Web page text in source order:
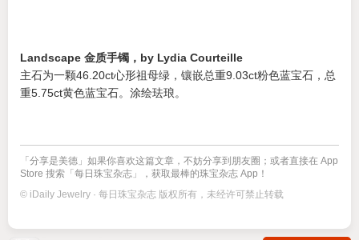
Landscape 金质手镯，by Lydia Courteille
主石为一颗46.20ct心形祖母绿，镶嵌总重9.03ct粉色蓝宝石，总
重5.75ct黄色蓝宝石。涂绘珐琅。
「分享是美德」如果你喜欢这篇文章，不妨分享到朋友圈；或者直接在 App
Store 搜索「每日珠宝杂志」，获取最棒的珠宝杂志 App！
© iDaily Jewelry · 每日珠宝杂志 版权所有，未经许可禁止转载